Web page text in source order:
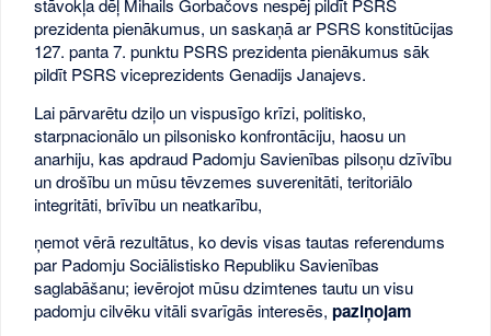
stāvokļa dēļ Mihails Gorbačovs nespēj pildīt PSRS
prezidenta pienākumus, un saskaņā ar PSRS konstitūcijas
127. panta 7. punktu PSRS prezidenta pienākumus sāk
pildīt PSRS viceprezidents Genadijs Janajevs.
Lai pārvarētu dziļo un vispusīgo krīzi, politisko,
starpnacionālo un pilsonisko konfrontāciju, haosu un
anarhiju, kas apdraud Padomju Savienības pilsoņu dzīvību
un drošību un mūsu tēvzemes suverenitāti, teritoriālo
integritāti, brīvību un neatkarību,
ņemot vērā rezultātus, ko devis visas tautas referendums
par Padomju Sociālistisko Republiku Savienības
saglabāšanu; ievērojot mūsu dzimtenes tautu un visu
padomju cilvēku vitāli svarīgās interesēs,paziņojam